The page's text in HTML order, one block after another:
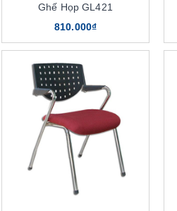
Ghế Họp GL421
810.000₫